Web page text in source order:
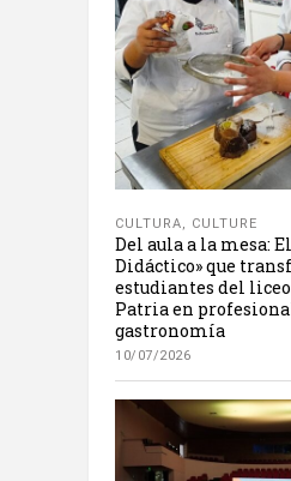
CULTURA, CULTURE
Del aula a la mesa:
Didáctico» que
estudiantes del
Patria en
gastronomía
10/07/2026